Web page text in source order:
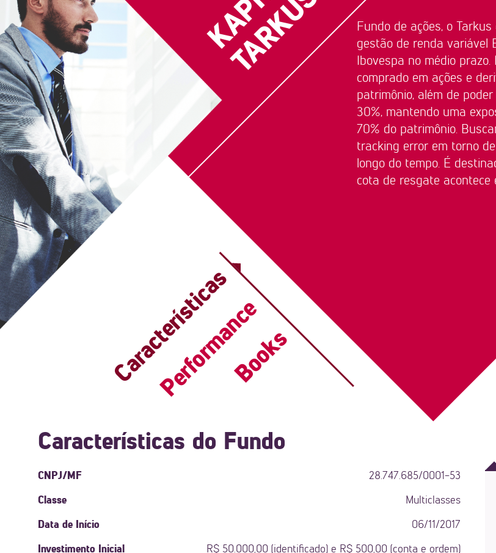
S
Fundo de ações, o
gestão de renda variável
Ibovespa no médio
comprado em ações e
patrimônio, além de
30%, mantendo uma
70% do patrimônio.
tracking error em torno
longo do tempo. É
cota de resgate acontece
Características
Performance
Books
Características do Fundo
CNPJ/MF 28.747.685/0001-53
Classe Multiclasses
Data de Início 06/11/2017
Investimento Inicial R$ 50.000,00 (identificado) e R$ 500,00 (conta e ordem)